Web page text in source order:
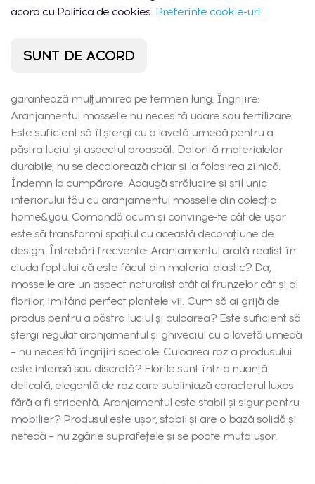
practice pentru casă sau birou. Caracteristici și conținut:
plasată într-un ghiveci metalic lucios cu finisaj auriu și
pietricele decorative negre. Greutate: 0,276 kg, permițând
garantează mulțumirea pe termen lung. Îngrijire:
Aranjamentul mosselle nu necesită udare sau fertilizare.
Este suficient să îl ștergi cu o lavetă umedă pentru a
păstra luciul și aspectul proaspăt. Datorită materialelor
durabile, nu se decolorează chiar și la folosirea zilnică.
Îndemn la cumpărare: Adaugă strălucire și stil unic
interiorului tău cu aranjamentul mosselle din colecția
home&you. Comandă acum și convinge-te cât de ușor
este să transformi spațiul cu această decorațiune de
design. Întrebări frecvente: Aranjamentul arată realist în
ciuda faptului că este făcut din material plastic? Da,
mosselle are un aspect naturalist atât al frunzelor cât și al
florilor, imitând perfect plantele vii. Cum să ai grijă de
produs pentru a păstra luciul și culoarea? Este suficient să
ștergi regulat aranjamentul și ghiveciul cu o lavetă umedă
– nu necesită îngrijiri speciale. Culoarea roz a produsului
este intensă sau discretă? Florile sunt într-o nuanță
delicată, elegantă de roz care subliniază caracterul luxos
fără a fi stridentă. Aranjamentul este stabil și sigur pentru
mobilier? Produsul este ușor, stabil și are o bază solidă și
netedă – nu zgârie suprafețele și se poate muta ușor.
acord cu Politica de cookies. Preferinte cookie-uri
SUNT DE ACORD